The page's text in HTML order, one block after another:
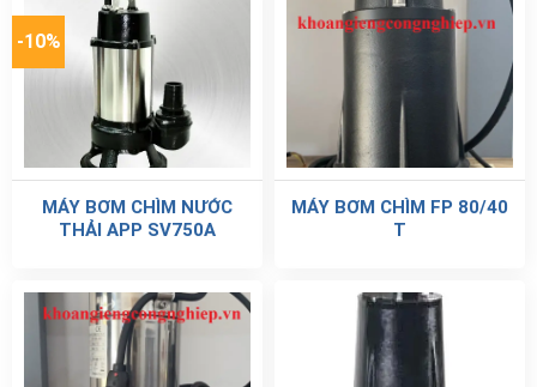
-10%
MÁY BƠM CHÌM NƯỚC
THẢI APP SV750A
MÁY BƠM CHÌM FP 80/40
T